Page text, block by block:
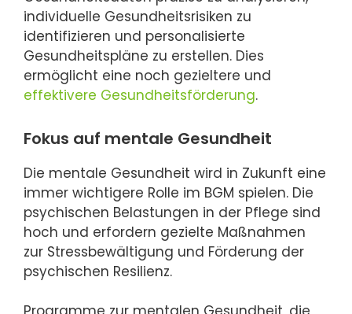
individuelle Gesundheitsrisiken zu
identifizieren und personalisierte
Gesundheitspläne zu erstellen. Dies
ermöglicht eine noch gezieltere und
effektivere Gesundheitsförderung.
Fokus auf mentale Gesundheit
Die mentale Gesundheit wird in Zukunft eine
immer wichtigere Rolle im BGM spielen. Die
psychischen Belastungen in der Pflege sind
hoch und erfordern gezielte Maßnahmen
zur Stressbewältigung und Förderung der
psychischen Resilienz.